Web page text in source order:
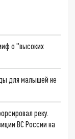
о "высоких
для малышей не
реку.
ВС России на